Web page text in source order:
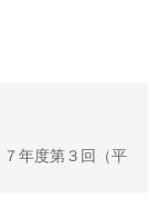
年度第３回（平